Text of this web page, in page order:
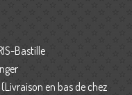
Bastille
(Livraison en bas de chez